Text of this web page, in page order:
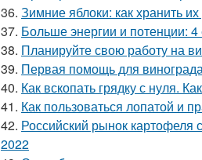
36. Зимние яблоки: как хранить
37. Больше энергии и потенции:
38. Планируйте свою работу на
39. Первая помощь для
40. Как вскопать грядку с нуля.
41. Как пользоваться лопатой и
42. Российский рынок картофеля
2022